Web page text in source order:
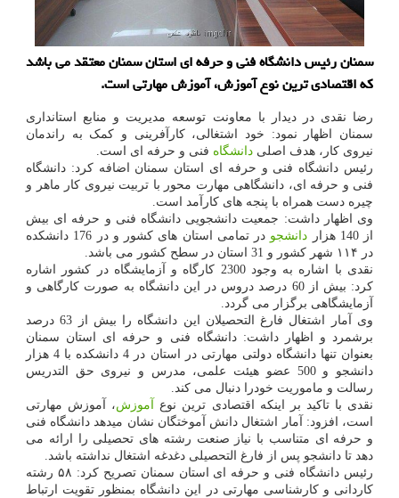
سمنان رئیس دانشگاه فنی و حرفه ای استان سمنان معتقد می باشد
كه اقتصادی ترین نوع آموزش، آموزش مهارتی است.
رضا نقدی در دیدار با معاونت توسعه مدیریت و منابع استانداری
سمنان اظهار نمود: خود اشتغالی، کارآفرینی و کمک به راندمان
نیروی کار، هدف اصلی دانشگاه فنی و حرفه ای است.
رئیس دانشگاه فنی و حرفه ای استان سمنان اضافه کرد: دانشگاه
فنی و حرفه ای، دانشگاهی مهارت محور با تربیت نیروی کار ماهر و
چیره دست همراه با پنجه های کارآمد است.
وی اظهار داشت: جمعیت دانشجویی دانشگاه فنی و حرفه ای بیش
از 140 هزار
دانشجو
در تمامی استان های کشور و در 176 دانشکده
در ۱۱۴ شهر کشور و 31 استان در سطح کشور می باشد.
نقدی با اشاره به وجود 2300 کارگاه و آزمایشگاه در کشور اشاره
کرد: بیش از 60 درصد دروس در این دانشگاه به صورت کارگاهی و
آزمایشگاهی برگزار می گردد.
وی آمار اشتغال فارغ التحصیلان این دانشگاه را بیش از 63 درصد
برشمرد و اظهار داشت: دانشگاه فنی و حرفه ای استان سمنان
بعنوان تنها دانشگاه دولتی مهارتی در استان در 4 دانشکده با 4 هزار
دانشجو و 500 عضو هیئت علمی، مدرس و نیروی حق التدریس
رسالت و ماموریت خودرا دنبال می کند.
نقدی با تاکید بر اینکه اقتصادی ترین نوع آموزش، آموزش مهارتی
است، افزود: آمار اشتغال دانش آموختگان نشان میدهد دانشگاه فنی
و حرفه ای متناسب با نیاز صنعت رشته های تحصیلی را ارائه می
دهد تا دانشجو پس از فارغ التحصیلی دغدغه اشتغال نداشته باشد.
رئیس دانشگاه فنی و حرفه ای استان سمنان تصریح کرد: ۵۸ رشته
کاردانی و کارشناسی مهارتی در این دانشگاه بمنظور تقویت ارتباط